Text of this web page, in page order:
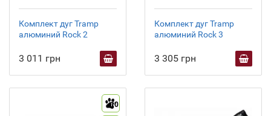
Комплект дуг Tramp
алюминий Rock 2
3 011 грн
Комплект дуг Tramp
алюминий Rock 3
3 305 грн
10